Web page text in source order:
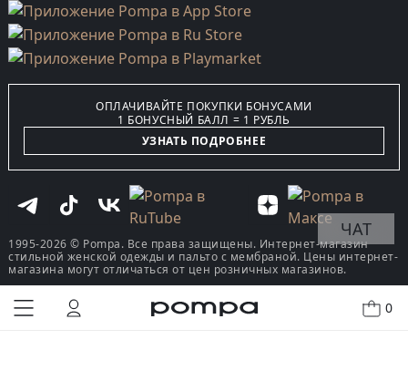
0
ОПЛАЧИВАЙТЕ ПОКУПКИ БОНУСАМИ
1 БОНУСНЫЙ БАЛЛ = 1 РУБЛЬ
УЗНАТЬ ПОДРОБНЕЕ
1995-2026 © Pompa. Все права защищены. Интернет-магазин
стильной женской одежды и пальто с мембраной. Цены интернет-
магазина могут отличаться от цен розничных магазинов.
ЧАТ